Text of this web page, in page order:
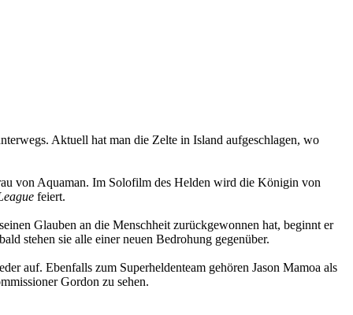
Aktuell hat man die Zelte in Island aufgeschlagen, wo
von Aquaman. Im Solofilm des Helden wird die Königin von
feiert.
Glauben an die Menschheit zurückgewonnen hat, beginnt er
stehen sie alle einer neuen Bedrohung gegenüber.
auf. Ebenfalls zum Superheldenteam gehören Jason Mamoa als
Gordon zu sehen.